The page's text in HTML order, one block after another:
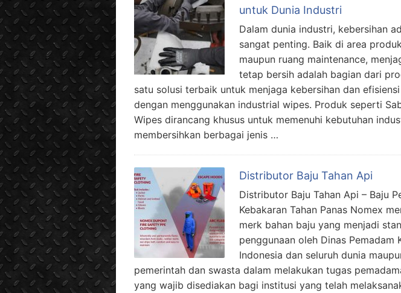
untuk Dunia Industri
Dalam dunia industri, kebersihan
sangat penting. Baik di area
maupun ruang maintenance,
tetap bersih adalah bagian dari
satu solusi terbaik untuk menjaga kebersihan dan
dengan menggunakan industrial wipes. Produk seperti
Wipes dirancang khusus untuk memenuhi kebutuhan
membersihkan berbagai jenis …
Distributor Baju Tahan Api
Distributor Baju Tahan Api – Baju
Kebakaran Tahan Panas Nomex
merk bahan baju yang menjadi
penggunaan oleh Dinas Pemadam
Indonesia dan seluruh dunia
pemerintah dan swasta dalam melakukan tugas
yang wajib disediakan bagi institusi yang telah